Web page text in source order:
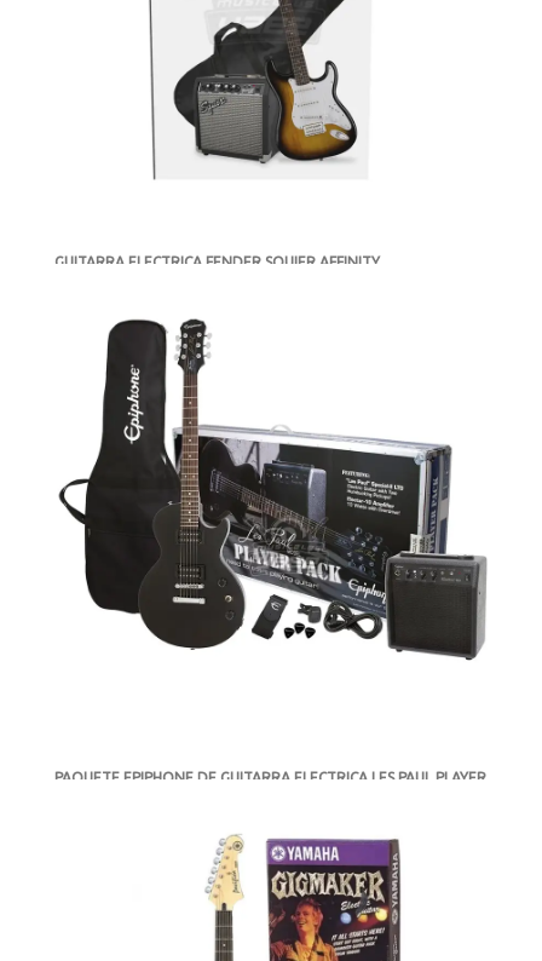
GUITARRA ELECTRICA FENDER SQUIER AFFINITY
MXN $5,149
PAQUETE EPIPHONE DE GUITARRA ELECTRICA LES PAUL PLAYER